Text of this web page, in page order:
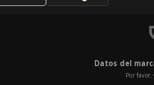
Datos del
Por favor,